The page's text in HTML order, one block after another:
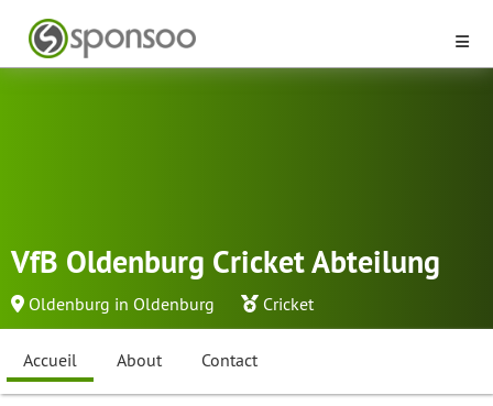
VfB Oldenburg Cricket Abteilung
Oldenburg in Oldenburg Cricket
Accueil About Contact